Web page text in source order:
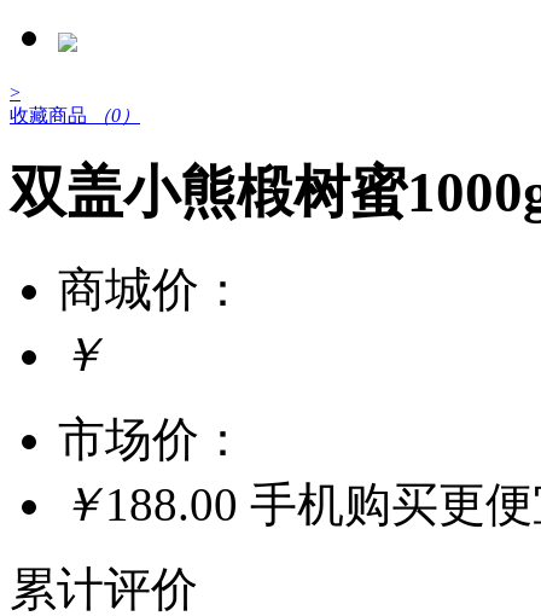
>
收藏商品
（0）
双盖小熊椴树蜜
商城价：
￥
市场价：
￥188.00 手机购买更
累计评价